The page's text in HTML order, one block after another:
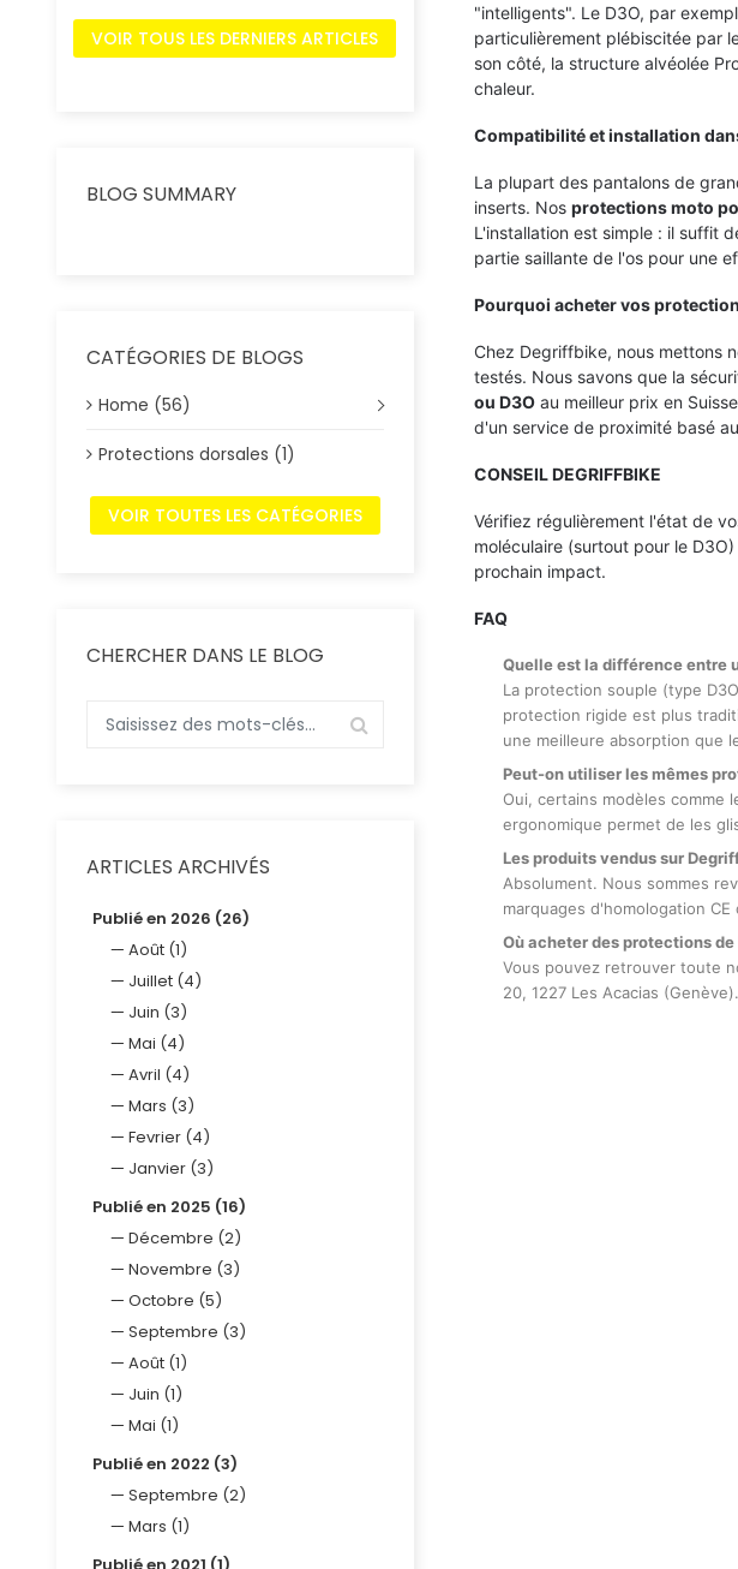
VOIR TOUS LES DERNIERS ARTICLES
BLOG SUMMARY
CATÉGORIES DE BLOGS
Home (56)
Protections dorsales (1)
VOIR TOUTES LES CATÉGORIES
CHERCHER DANS LE BLOG
ARTICLES ARCHIVÉS
Publié en 2026 (26)
Août (1)
Juillet (4)
Juin (3)
Mai (4)
Avril (4)
Mars (3)
Fevrier (4)
Janvier (3)
Publié en 2025 (16)
Décembre (2)
Novembre (3)
Octobre (5)
Septembre (3)
Août (1)
Juin (1)
Mai (1)
Publié en 2022 (3)
Septembre (2)
Mars (1)
"intelligents". Le D3O, par
particulièrement plébiscitée par
son côté, la structure alvéolée
chaleur.
Compatibilité et installation
La plupart des pantalons de
inserts. Nos protections moto
L'installation est simple : il suffit
partie saillante de l'os pour une
Pourquoi acheter vos
Chez Degriffbike, nous mettons
testés. Nous savons que la
ou D3Oau meilleur prix en
d'un service de proximité basé
CONSEIL DEGRIFFBIKE
Vérifiez régulièrement l'état de
moléculaire (surtout pour le
prochain impact.
FAQ
Quelle est la différence entre
La protection souple (type
protection rigide est plus
une meilleure absorption que
Peut-on utiliser les mêmes
Oui, certains modèles comme
ergonomique permet de les
Les produits vendus sur
Absolument. Nous sommes
marquages d'homologation
Où acheter des protections de
Vous pouvez retrouver toute
20, 1227 Les Acacias